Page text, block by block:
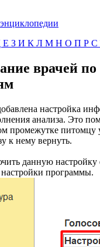
Е З И К Л М Н О П Р С
врачей по
настройка
анализа. Это
промежутке питомцу
к нему вернуть.
данную настройку
программы.